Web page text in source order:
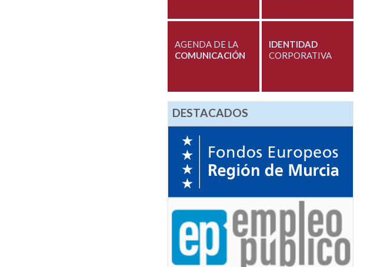
AGENDA DE LA
COMUNICACIÓN
IDENTIDAD
CORPORATIVA
DESTACADOS